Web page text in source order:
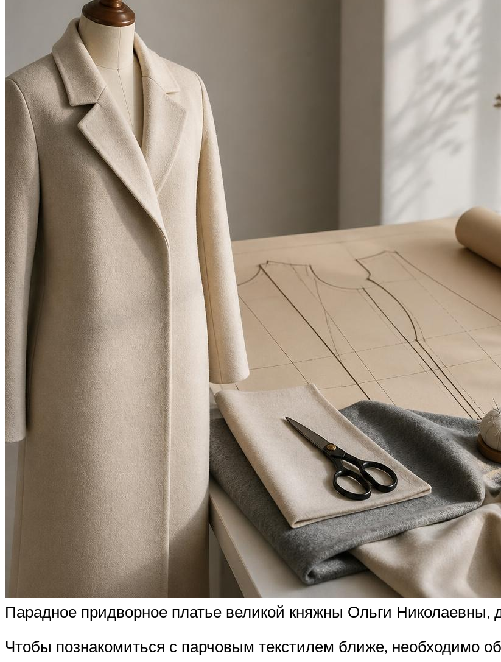
Парадное придворное платье великой княжны Ольги Николаевны,
Чтобы познакомиться с парчовым текстилем ближе, необходимо